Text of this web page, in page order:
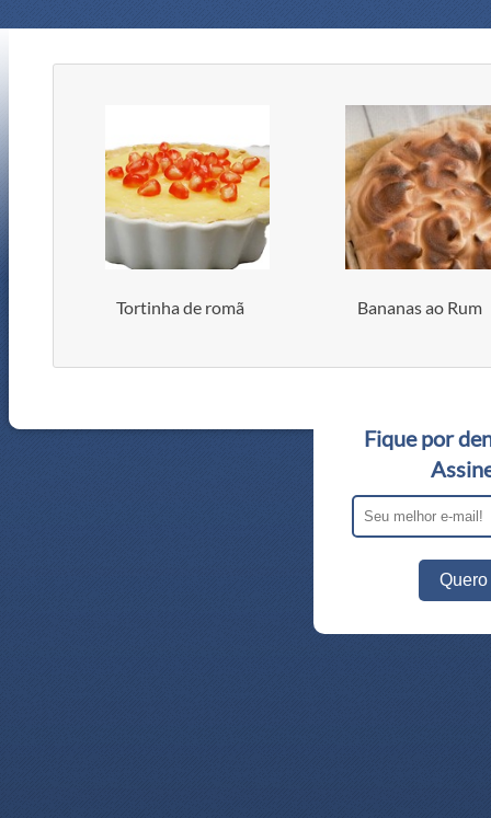
Tortinha de romã Bananas ao Rum
Fique por